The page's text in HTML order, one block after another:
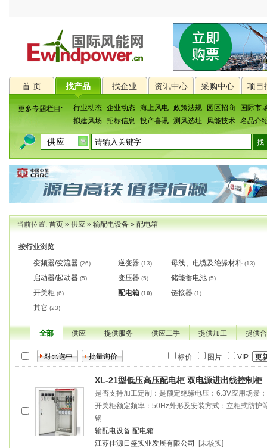
首 页 找产品 找企业 资讯中心 采购中心 项目
更多专题栏目: 行业动态 企业动态 海上风电 政策法规 园区招商
国际市
拟建风场
招标信息 投产喜讯 测风选址 风能技术 名品介
当前位置:首页»供应»输配电设备»配电箱
按行业浏览
变频器/变流器 (26) 逆变器 (13) 母线、电缆及绝缘材料 (13)
启动器/起动器 (5) 变压器 (5) 储能蓄电池 (5)
开关柜 (6) 配电箱 (10) 链接器 (1)
其它 (23)
全部 供应 提供服务 供应二手 提供加工 提供
标价 图片 VIP
XL-21型低压高压配电柜 双电源进出线控制柜
是否支持加工定制：是额定绝缘电压：6.3V应用场景
开关柜额定频率：50Hz外形及安装方式：立柜式防护
钢
输配电设备 配电箱
江苏佳源日盛实业发展有限公司
[未核实]